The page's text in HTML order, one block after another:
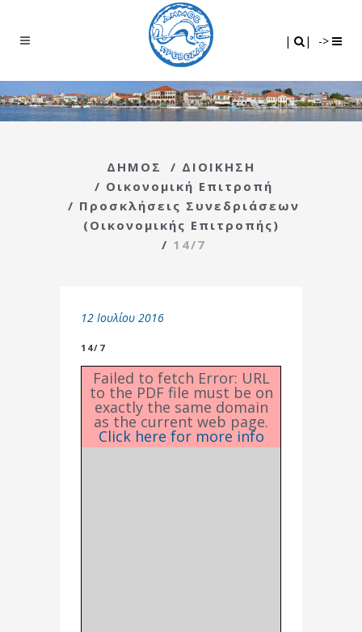
| | ->
ΔΗΜΟΣ / ΔΙΟΙΚΗΣΗ
/ Οικονομική Επιτροπή
/ Προσκλήσεις Συνεδριάσεων
(Οικονομικής Επιτροπής)
/ 14/7
12 Ιουλίου 2016
14/7
Failed to fetch Error: URL
to the PDF file must be on
exactly the same domain
as the current web page.
Click here for more info